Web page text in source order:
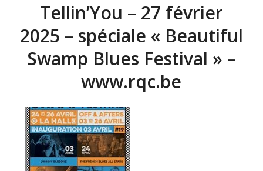
Tellin’You – 27 février
2025 – spéciale « Beautiful
Swamp Blues Festival » –
www.rqc.be